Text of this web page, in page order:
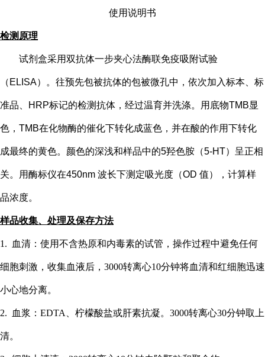
使用说明书
检测原理
试剂盒采用双抗体一步夹心法酶联免疫吸附试验
（ ELISA）。往预先包被抗体的包被微孔中，依次加入标本、标
准品、HRP标记的检测抗体，经过温育并洗涤。用底物TMB显
色，TMB在化物酶的催化下转化成蓝色，并在酸的作用下转化
成最终的黄色。颜色的深浅和样品中的5羟色胺（5-HT） 呈正相
关。用酶标仪在450nm 波长下测定吸光度（OD 值），计算样
品浓度。
样品收集、处理及保存方法
1. 血清：使用不含热原和内毒素的试管，操作过程中避免任何
细胞刺激，收集血液后，3000转离心10分钟将血清和红细胞迅速
小心地分离。
2. 血浆：EDTA、柠檬酸盐或肝素抗凝。3000转离心30分钟取上
清。